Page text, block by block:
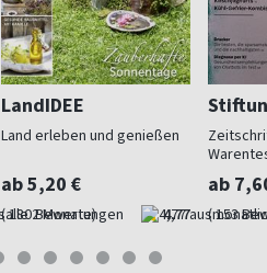
LandIDEE
Land erleben und genießen
ab 5,20 €
(alle 2 Monate) 4,77
ab